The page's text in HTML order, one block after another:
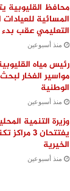
محافظ القليوبية
المسائية
التعليمي عقب
منذ أسبوعين
رئيس مياه
مواسير الفخار
الوطنية
منذ أسبوعين
وزيرة التنمية
يفتتحان 3
الخيرية
منذ أسبوعين